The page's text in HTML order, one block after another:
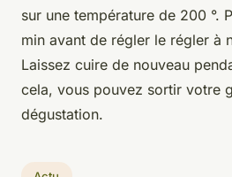
sur une température de 200 °.
min avant de régler le régler à
Laissez cuire de nouveau
cela, vous pouvez sortir votre
dégustation.